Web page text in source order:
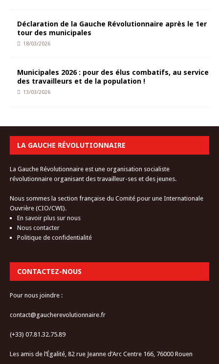
Déclaration de la Gauche Révolutionnaire après le 1er
tour des municipales
18/03/2026
Municipales 2026 : pour des élus combatifs, au service
des travailleurs et de la population !
13/03/2026
LA GAUCHE RÉVOLUTIONNAIRE
La Gauche Révolutionnaire est une organisation socialiste
révolutionnaire organisant des travailleur-ses et des jeunes.
Nous sommes la section française du Comité pour une Internationale
Ouvrière (CIO/CWI).
En savoir plus sur nous
Nous contacter
Politique de confidentialité
CONTACTEZ-NOUS
Pour nous joindre :
contact@gaucherevolutionnaire.fr
(+33) 07.81.32.75.89
Les amis de l’Égalité, 82 rue Jeanne d’Arc Centre 166, 76000 Rouen